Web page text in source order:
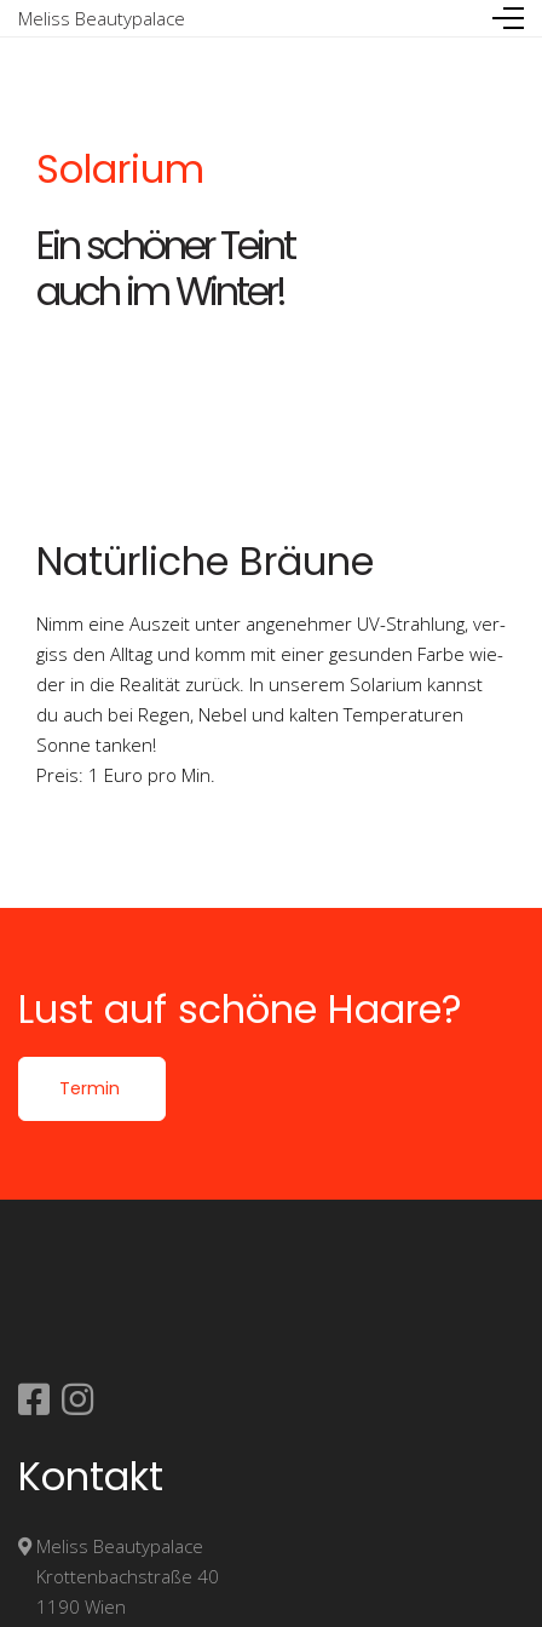
Meliss Beautypalace
Solarium
Ein schöner Teint
auch im Winter!
Natürliche Bräune
Nimm eine Aus­zeit unter ange­neh­mer UV-Strah­lung, ver­
giss den All­tag und komm mit einer gesun­den Far­be wie­
der in die Rea­li­tät zurück. In unse­rem Sola­ri­um kannst
du auch bei Regen, Nebel und kal­ten Tem­pe­ra­tu­ren
Son­ne tanken!
Preis: 1 Euro pro Min.
Lust auf schöne Haare?
Termin
Kontakt
Meliss Beautypalace
Krot­ten­bach­stra­ße 40
1190 Wien